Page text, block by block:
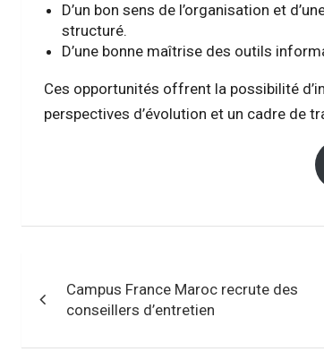
D’un bon sens de l’organisation et
structuré.
D’une bonne maîtrise des outils
Ces opportunités offrent la possibilité
perspectives d’évolution et un cadre de
de
l’article
Campus France Maroc recrute des
conseillers d’entretien